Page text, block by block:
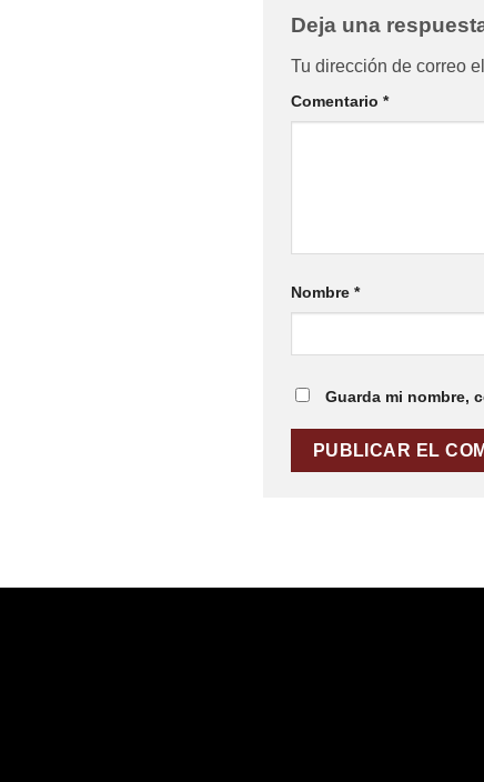
Deja una
Tu dirección de correo
Comentario *
Nombre *
Guarda mi nombre,